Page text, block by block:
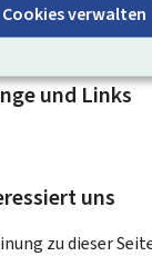
Cookies verwalten
und Links
uns
zu dieser